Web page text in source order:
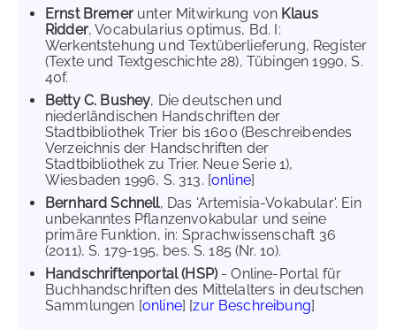
Ernst Bremerunter Mitwirkung von Klaus
Ridder, Vocabularius optimus, Bd. I:
Werkentstehung und Textüberlieferung, Register
(Texte und Textgeschichte 28), Tübingen 1990, S.
40f.
Betty C. Bushey, Die deutschen und
niederländischen Handschriften der
Stadtbibliothek Trier bis 1600 (Beschreibendes
Verzeichnis der Handschriften der
Stadtbibliothek zu Trier. Neue Serie 1),
Wiesbaden 1996, S. 313. [online]
Bernhard Schnell, Das 'Artemisia-Vokabular'. Ein
unbekanntes Pflanzenvokabular und seine
primäre Funktion, in: Sprachwissenschaft 36
(2011), S. 179-195, bes. S. 185 (Nr. 10).
Handschriftenportal (HSP)- Online-Portal für
Buchhandschriften des Mittelalters in deutschen
Sammlungen [online] [zur Beschreibung]